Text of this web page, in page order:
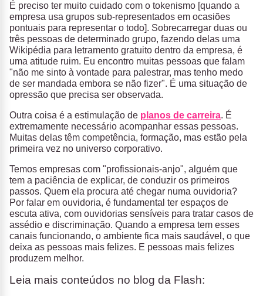
É preciso ter muito cuidado com o tokenismo [quando a
empresa usa grupos sub-representados em ocasiões
pontuais para representar o todo]. Sobrecarregar duas ou
três pessoas de determinado grupo, fazendo delas uma
Wikipédia para letramento gratuito dentro da empresa, é
uma atitude ruim. Eu encontro muitas pessoas que falam
"não me sinto à vontade para palestrar, mas tenho medo
de ser mandada embora se não fizer". É uma situação de
opressão que precisa ser observada.
Outra coisa é a estimulação de planos de carreira. É
extremamente necessário acompanhar essas pessoas.
Muitas delas têm competência, formação, mas estão pela
primeira vez no universo corporativo.
Temos empresas com "profissionais-anjo", alguém que
tem a paciência de explicar, de conduzir os primeiros
passos. Quem ela procura até chegar numa ouvidoria?
Por falar em ouvidoria, é fundamental ter espaços de
escuta ativa, com ouvidorias sensíveis para tratar casos de
assédio e discriminação. Quando a empresa tem esses
canais funcionando, o ambiente fica mais saudável, o que
deixa as pessoas mais felizes. E pessoas mais felizes
produzem melhor.
Leia mais conteúdos no blog da Flash: